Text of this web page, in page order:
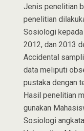
Jenis penelitian
penelitian
Sosiologi
2012, dan 2013
Accidental
data meliputi
pustaka dengan
Hasil penelitian
gunakan
Sosiologi